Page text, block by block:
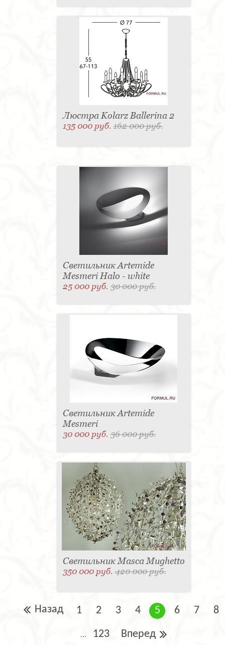
Люстра Kolarz Ballerina 2
135 000 руб.162 000 руб.
Светильник Artemide
Mesmeri Halo - white
25 000 руб.30 000 руб.
Светильник Artemide
Mesmeri
30 000 руб.36 000 руб.
Светильник Masca Mughetto
350 000 руб.420 000 руб.
Назад 1 2 3 4 5 6 7 8
... 123 Вперед